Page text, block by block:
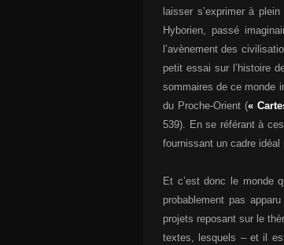
laisser s’exprimer à
Hyborien, passé
l’avènement des
petit essai sur l’histoire
sommaires de ce monde
du Proche-Orient («
539). En se référant à
fournissant un cadre
Et c’est donc le monde
probablement pas
projets reposant sur le
textes, lesquels – et il